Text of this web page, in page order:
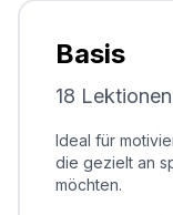
Basis
18
Ideal für
die gezielt an
möchten.